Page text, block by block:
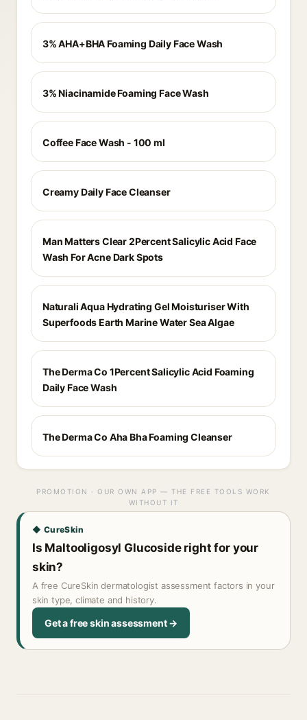
3% AHA+BHA Foaming Daily Face Wash
3% Niacinamide Foaming Face Wash
Coffee Face Wash - 100 ml
Creamy Daily Face Cleanser
Man Matters Clear 2Percent Salicylic Acid Face
Wash For Acne Dark Spots
Naturali Aqua Hydrating Gel Moisturiser With
Superfoods Earth Marine Water Sea Algae
The Derma Co 1Percent Salicylic Acid Foaming
Daily Face Wash
The Derma Co Aha Bha Foaming Cleanser
PROMOTION · OUR OWN APP — THE FREE TOOLS WORK
WITHOUT IT
◆ CureSkin
Is Maltooligosyl Glucoside right for your
skin?
A free CureSkin dermatologist assessment factors in your
skin type, climate and history.
Get a free skin assessment →